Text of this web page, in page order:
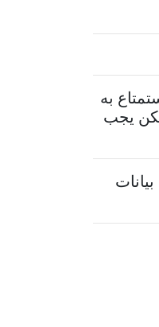
به
يجب